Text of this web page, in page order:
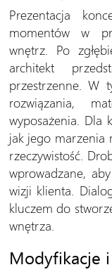
Prezentacja
momentów w
wnętrz. Po
architekt
przestrzenne. W
rozwiązania,
wyposażenia. Dla
jak jego marzenia
rzeczywistość.
wprowadzane,
wizji klienta.
kluczem do
wnętrza.
Modyfikacje